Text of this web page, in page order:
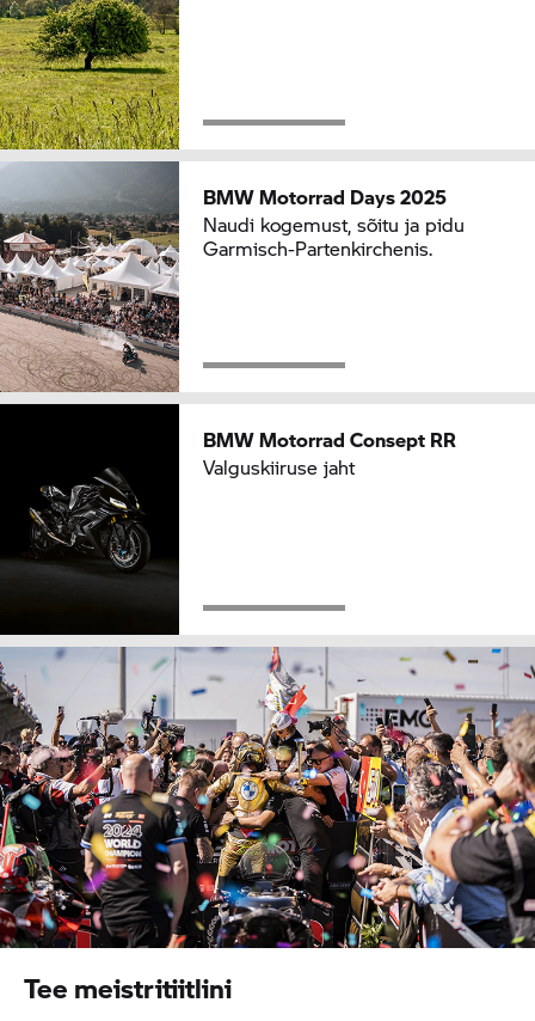
BMW Motorrad Days 2025
Naudi kogemust, sõitu ja pidu
Garmisch-Partenkirchenis.
BMW Motorrad Consept RR
Valguskiiruse jaht
Tee meistritiitlini